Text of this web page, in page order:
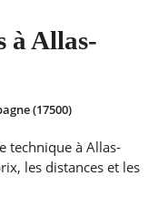
à Allas-
(17500)
technique à Allas-
les distances et les